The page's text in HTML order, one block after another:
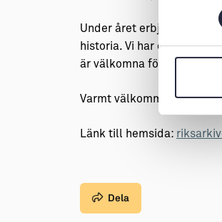
Under året erbjuder vi
historia. Vi har också
är välkomna för besök och
Varmt välkommen att
Länk till hemsida:
Dela